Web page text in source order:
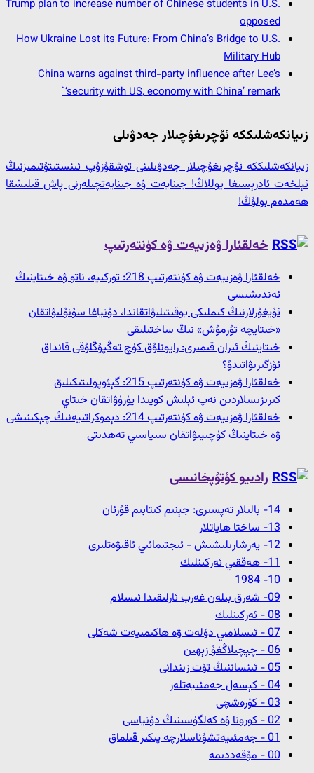
Trump plan to increase number of Chinese students in U.S.
opposed
How Ukraine Lost its Future: From China’s Bridge to U.S.
Military Hub
China warns against third-party influence after Lee’s
‘security with US, economy with China’ remark`
زىيانكەشلىككە ئۇچرىغۇچىلار جەدۋىلى
زىيانكەشلىككە ئۇچرىغۇچىلار جەدۋىلىنى توشقۇزۇپ ئىنستىتۇتىمىزنىڭ
ئېلخەت ئادرېسىغا يوللاڭ! جىنايەت ۋە جىنايەتچىلەرنى پاش قىلىشقا
ھەمدەم بولۇڭ!
خەلقئارا ۋەزىيەت ۋە كۈنتەرتىپ
خەلقئارا ۋەزىيەت ۋە كۈنتەرتىپ 218: تۈركىيە، ناتو ۋە خىتاينىڭ
ئەندىشىسى
ئۇيغۇرلارنىڭ كىملىكى يوقىتىلىۋاتقاندا، دۇنياغا سۇنۇلىۋاتقان
«خىتايچە تۇرمۇش» نىڭ ساختىلىقى
خىتاينىڭ ئىران قىمىرى: رايونلۇق كۈچ تەڭپۇڭلۇقى قانداق
ئۆزگىرىۋاتىدۇ؟
خەلقئارا ۋەزىيەت ۋە كۈنتەرتىپ 215: گېئوپولىتىكىلىق
كىرىزىسلاردىن نەپ ئېلىش كويىدا يۈرۈۋاتقان خىتاي
خەلقئارا ۋەزىيەت ۋە كۈنتەرتىپ 214: دېموكراتىيەنىڭ چېكىنىشى
ۋە خىتاينىڭ كۈچىيىۋاتقان سىياسىي تەھدىتى
رادىيو كۇتۇپخانىسى
14- بالىلار تەپسىرى: جېنىم كىتابىم قۇرئان
13- ﺳﺎﺧﺘﺎ ﮪﺎﻳﺎﺗﻼﺭ
12- ﻳﻪﺭﺷﺎﺭﯨﻠﯩﺸﯩﺶ - ﺋﯩﺠﺘﯩﻤﺎﺋﯩﻲ ﺋﺎﻗﯩﯟﻩﺗﻠﯩﺮﻯ
11- ﮪﻪﻗﻘﯩﻲ ﺋﻪﺭﻛﯩﻨﻠﯩﻚ
10- 1984
09- شەرق بىلەن غەرب ئارلىقىدا ئىسلام
08 - ﺋﻪﺭﻛﯩﻨﻠﯩﻚ
07 - ئىسلامىي دۆلەت ۋە ھاكىمىيەت شەكلى
06 - چېچىلاڭغۇ زېھىن
05 - ئىنساننىڭ تۆت زىندانى
04 - كېسەل جەمئىيەتلەر
03 - كۆرەشچى
02 - كورونا ۋە كەلگۈسىنىڭ دۇنياسى
01 - جەمئىيەتشۇناسلارچە پىكىر قىلماق
00 - مۇقەددىمە